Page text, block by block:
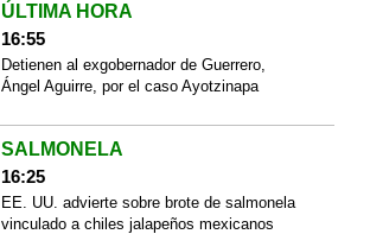
ÚLTIMA HORA
16:55
Detienen al exgobernador de Guerrero,
Ángel Aguirre, por el caso Ayotzinapa
SALMONELA
16:25
EE. UU. advierte sobre brote de salmonela
vinculado a chiles jalapeños mexicanos